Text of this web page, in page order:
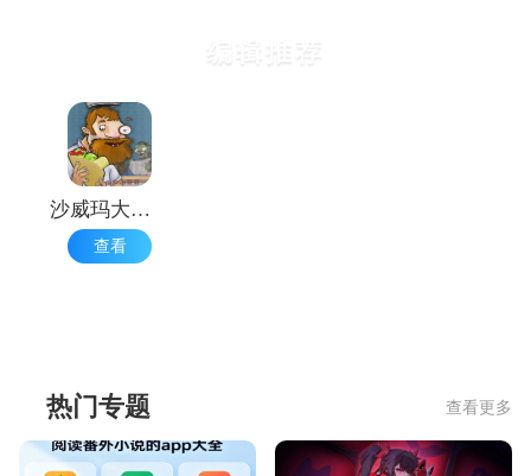
沙威玛大战僵尸
查看
热门专题 查看更多